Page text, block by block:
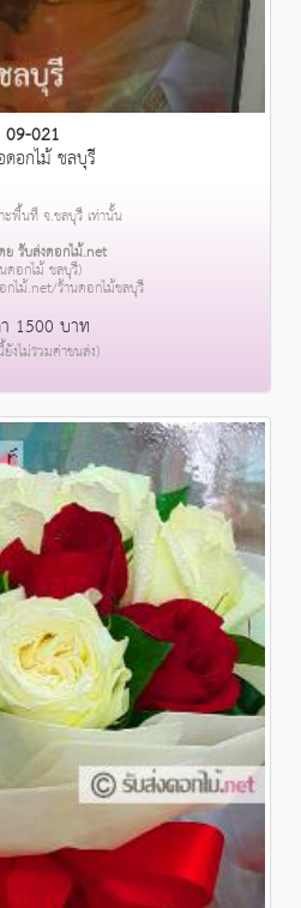
09-021
ดอกไม้ ชลบุรี
ะพื้นที่ จ.ชลบุรี เท่านั้น
ย รับส่งดอกไม้.net
ดอกไม้ ชลบุรี)
ไม้.net/ร้านดอกไม้ชลบุรี
1500 บาท
ยังไม่รวมค่าขนส่ง)